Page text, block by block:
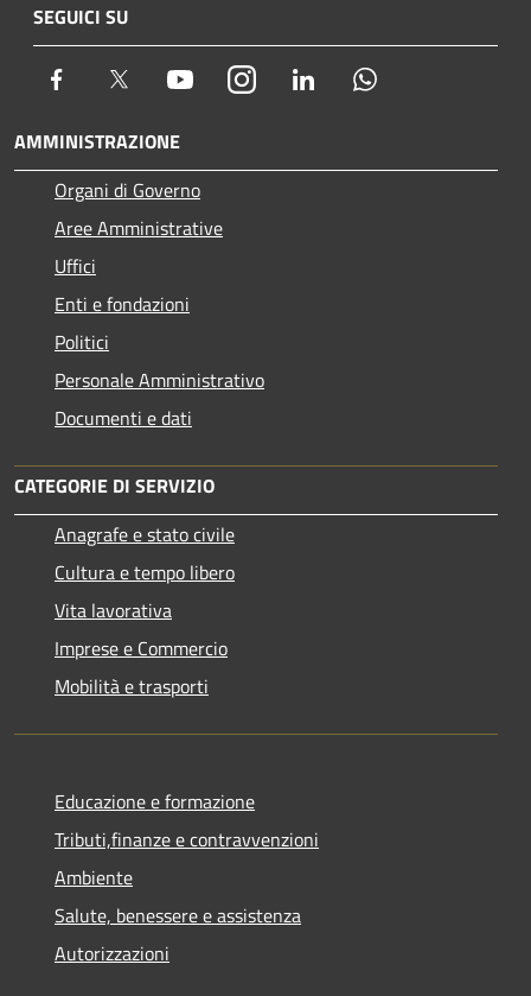
SEGUICI SU
Facebook Twitter YoutubeInstagram LinkedIn
AMMINISTRAZIONE
Organi di Governo
Aree Amministrative
Uffici
Enti e fondazioni
Politici
Personale Amministrativo
Documenti e dati
CATEGORIE DI SERVIZIO
Anagrafe e stato civile
Cultura e tempo libero
Vita lavorativa
Imprese e Commercio
Mobilità e trasporti
Educazione e formazione
Tributi,finanze e contravvenzioni
Ambiente
Salute, benessere e assistenza
Autorizzazioni